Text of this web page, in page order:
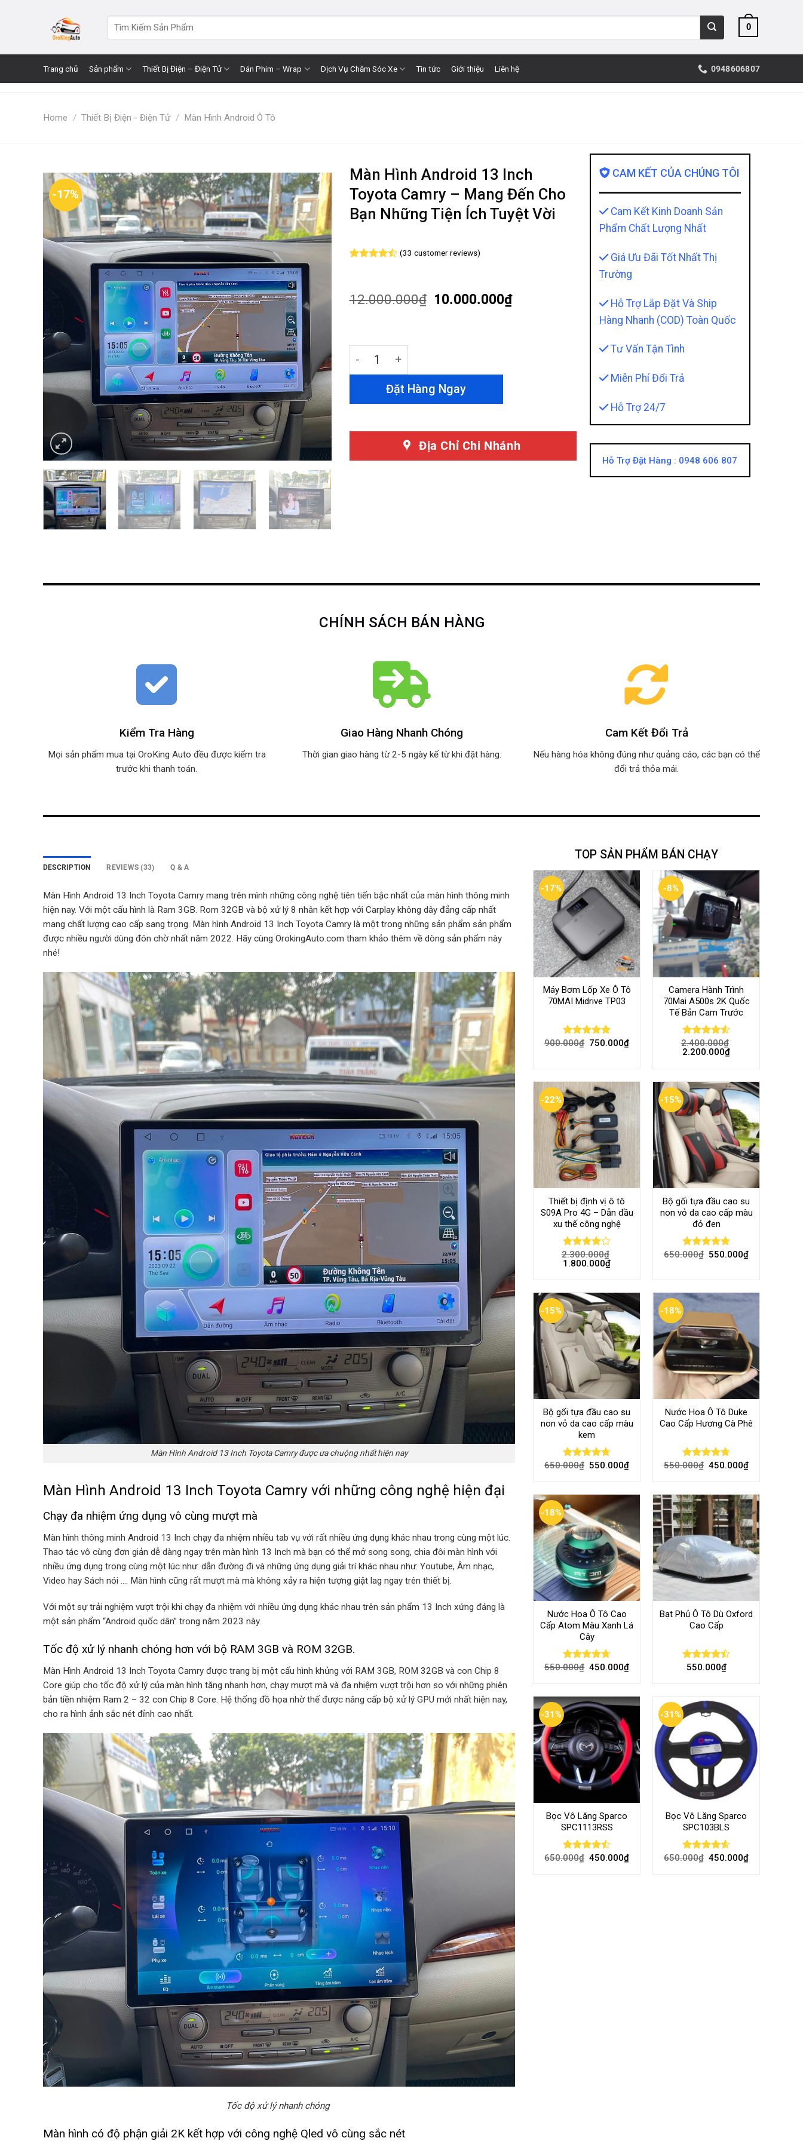
for:
0
Trang chủ Sản phẩm Thiết Bị Điện – Điện Tử Dán Phim – Wrap Dịch Vụ Chăm Sóc Xe Tin tức Giới thiệu Liên hệ 0948606807
Home / Thiết Bị Điện - Điện Tử / Màn Hình Android Ô Tô
-17%
Màn Hình Android 13 Inch
Toyota Camry – Mang Đến Cho
Bạn Những Tiện Ích Tuyệt Vời
based on
customer
(33 customer reviews)
12.000.000₫ 10.000.000₫
Màn Hình Android 13 Inch Toyota Camry - Mang Đến Cho Bạn Những Tiện Ích Tuyệt Vời
Đặt Hàng Ngay
Địa Chỉ Chi Nhánh
CAM KẾT CỦA CHÚNG TÔI
Cam Kết Kinh Doanh Sản
Phẩm Chất Lượng Nhất
Giá Ưu Đãi Tốt Nhất Thị
Trường
Hỗ Trợ Lắp Đặt Và Ship
Hàng Nhanh (COD) Toàn Quốc
Tư Vấn Tận Tình
Miễn Phí Đổi Trả
Hỗ Trợ 24/7
Hỗ Trợ Đặt Hàng : 0948 606 807
CHÍNH SÁCH BÁN HÀNG
Kiểm Tra Hàng
Mọi sản phẩm mua tại OroKing Auto đều được kiểm tra
trước khi thanh toán.
Giao Hàng Nhanh Chóng
Thời gian giao hàng từ 2-5 ngày kể từ khi đặt hàng.
Cam Kết Đổi Trả
Nếu hàng hóa không đúng như quảng cáo, các bạn có thể
đổi trả thỏa mái.
DESCRIPTION REVIEWS (33) Q & A
Màn Hình Android 13 Inch Toyota Camry mang trên mình những công nghệ tiên tiến bậc nhất của màn hình thông minh
hiện nay. Với một cấu hình là Ram 3GB. Rom 32GB và bộ xử lý 8 nhân kết hợp với Carplay không dây đẳng cấp nhất
mang chất lượng cao cấp sang trọng. Màn hình Android 13 Inch Toyota Camry là một trong những sản phẩm sản phẩm
được nhiều người dùng đón chờ nhất năm 2022. Hãy cùng OrokingAuto.com tham khảo thêm về dòng sản phẩm này
nhé!
Màn Hình Android 13 Inch Toyota Camry được ưa chuộng nhất hiện nay
Màn Hình Android 13 Inch Toyota Camry với những công nghệ hiện đại
Chạy đa nhiệm ứng dụng vô cùng mượt mà
Màn hình thông minh Android 13 Inch chạy đa nhiệm nhiều tab vụ với rất nhiều ứng dụng khác nhau trong cùng một lúc.
Thao tác vô cùng đơn giản dễ dàng ngay trên màn hình 13 Inch mà bạn có thể mở song song, chia đôi màn hình với
nhiều ứng dụng trong cùng một lúc như: dẫn đường đi và những ứng dụng giải trí khác nhau như: Youtube, Âm nhạc,
Video hay Sách nói …. Màn hình cũng rất mượt mà mà không xảy ra hiện tượng giật lag ngay trên thiết bị.
Với một sự trải nghiệm vượt trội khi chạy đa nhiệm với nhiều ứng dụng khác nhau trên sản phẩm 13 Inch xứng đáng là
một sản phẩm “Android quốc dân” trong năm 2023 này.
Tốc độ xử lý nhanh chóng hơn với bộ RAM 3GB và ROM 32GB.
Màn Hình Android 13 Inch Toyota Camry được trang bị một cấu hình khủng với RAM 3GB, ROM 32GB và con Chip 8
Core giúp cho tốc độ xử lý của màn hình tăng nhanh hơn, chạy mượt mà và đa nhiệm vượt trội hơn so với những phiên
bản tiền nhiệm Ram 2 – 32 con Chip 8 Core. Hệ thống đồ họa nhờ thế được nâng cấp bộ xử lý GPU mới nhất hiện nay,
cho ra hình ảnh sắc nét đỉnh cao nhất.
Tốc độ xử lý nhanh chóng
Màn hình có độ phận giải 2K kết hợp với công nghệ Qled vô cùng sắc nét
TOP SẢN PHẨM BÁN CHẠY
-17%
Máy Bơm Lốp Xe Ô Tô
70MAI Midrive TP03
Rated 5.00
900.000₫ 750.000₫
-8%
Camera Hành Trình
70Mai A500s 2K Quốc
Tế Bản Cam Trước
Rated4.56
out of 5
2.400.000₫
2.200.000₫
-22%
Thiết bị định vị ô tô
S09A Pro 4G – Dẫn đầu
xu thế công nghệ
Rated
4.00out
2.300.000₫
1.800.000₫
-15%
Bộ gối tựa đầu cao su
non vỏ da cao cấp màu
đỏ đen
Rated4.80
650.000₫ 550.000₫
-15%
Bộ gối tựa đầu cao su
non vỏ da cao cấp màu
kem
Rated4.70
650.000₫ 550.000₫
-18%
Nước Hoa Ô Tô Duke
Cao Cấp Hương Cà Phê
Rated4.70
550.000₫ 450.000₫
-18%
Nước Hoa Ô Tô Cao
Cấp Atom Màu Xanh Lá
Cây
Rated4.70
550.000₫ 450.000₫
Bạt Phủ Ô Tô Dù Oxford
Cao Cấp
Rated
550.000₫
-31%
Bọc Vô Lăng Sparco
SPC1113RSS
Rated
650.000₫ 450.000₫
-31%
Bọc Vô Lăng Sparco
SPC103BLS
Rated4.57
650.000₫ 450.000₫